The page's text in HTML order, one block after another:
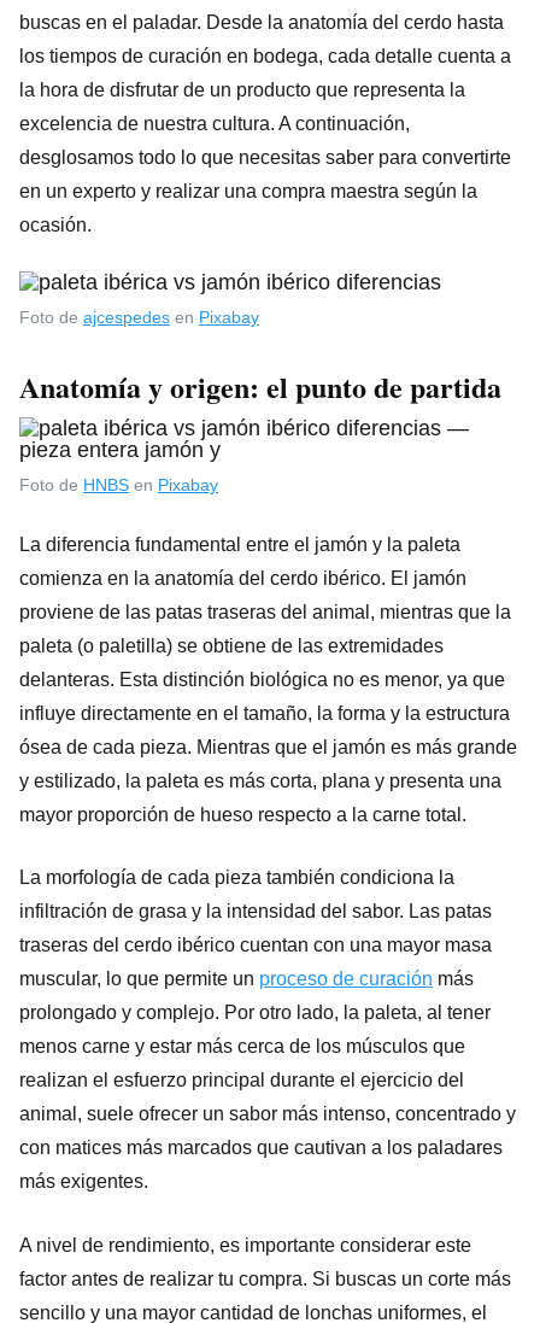
buscas en el paladar. Desde la anatomía del cerdo hasta
los tiempos de curación en bodega, cada detalle cuenta a
la hora de disfrutar de un producto que representa la
excelencia de nuestra cultura. A continuación,
desglosamos todo lo que necesitas saber para convertirte
en un experto y realizar una compra maestra según la
ocasión.
Foto de ajcespedes en Pixabay
Anatomía y origen: el punto de partida
Foto de HNBS en Pixabay
La diferencia fundamental entre el jamón y la paleta
comienza en la anatomía del cerdo ibérico. El jamón
proviene de las patas traseras del animal, mientras que la
paleta (o paletilla) se obtiene de las extremidades
delanteras. Esta distinción biológica no es menor, ya que
influye directamente en el tamaño, la forma y la estructura
ósea de cada pieza. Mientras que el jamón es más grande
y estilizado, la paleta es más corta, plana y presenta una
mayor proporción de hueso respecto a la carne total.
La morfología de cada pieza también condiciona la
infiltración de grasa y la intensidad del sabor. Las patas
traseras del cerdo ibérico cuentan con una mayor masa
muscular, lo que permite un proceso de curación más
prolongado y complejo. Por otro lado, la paleta, al tener
menos carne y estar más cerca de los músculos que
realizan el esfuerzo principal durante el ejercicio del
animal, suele ofrecer un sabor más intenso, concentrado y
con matices más marcados que cautivan a los paladares
más exigentes.
A nivel de rendimiento, es importante considerar este
factor antes de realizar tu compra. Si buscas un corte más
sencillo y una mayor cantidad de lonchas uniformes, el